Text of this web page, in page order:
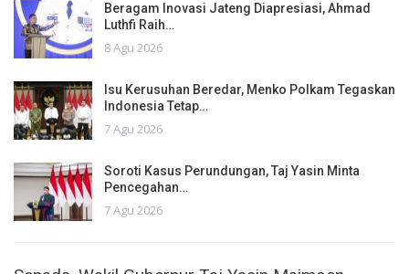
Beragam Inovasi Jateng Diapresiasi, Ahmad
Luthfi Raih…
8 Agu 2026
Isu Kerusuhan Beredar, Menko Polkam Tegaskan
Indonesia Tetap…
7 Agu 2026
Soroti Kasus Perundungan, Taj Yasin Minta
Pencegahan…
7 Agu 2026